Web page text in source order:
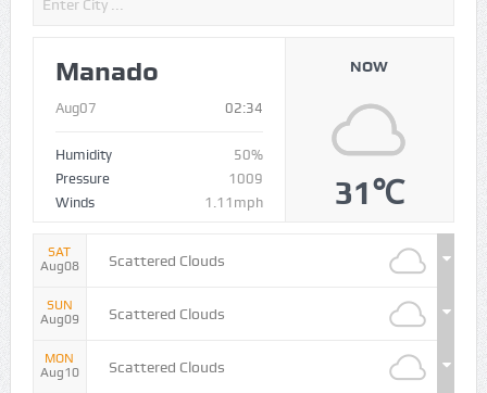
Manado
Aug07 02:34
Humidity
50%
Pressure
1009
Winds
1.11mph
NOW
31℃
SAT
Aug08
Scattered Clouds
SUN
Aug09
Scattered Clouds
MON
Aug10
Scattered Clouds